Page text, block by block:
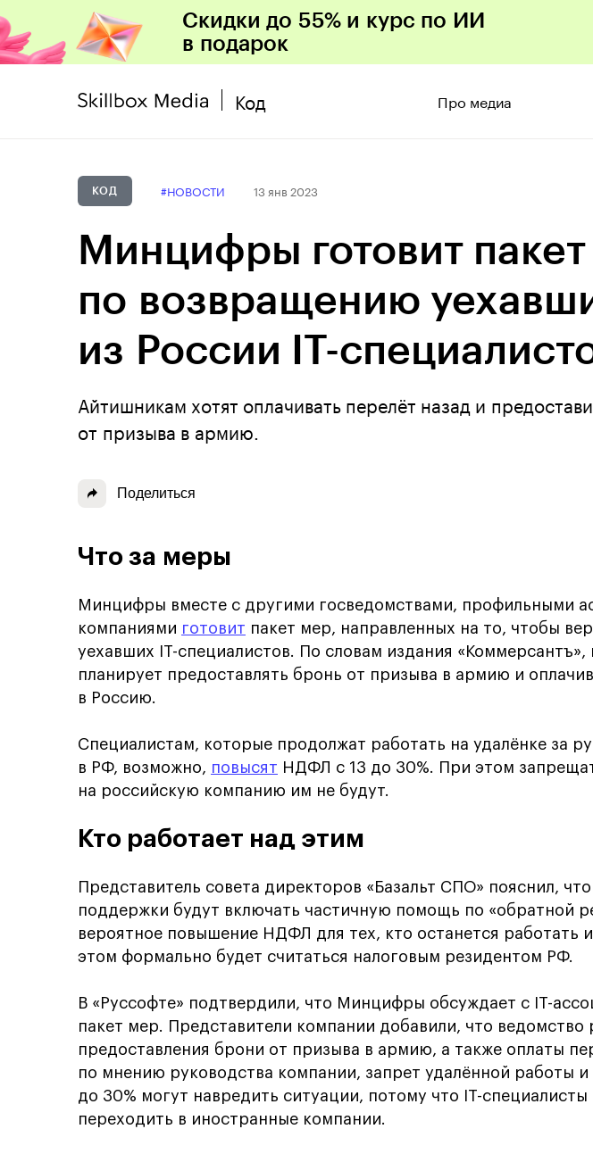
Скидки до 55% и курс по ИИ
в подарок
Код Про медиа
КОД #НОВОСТИ 13 янв 2023
Минцифры готовит
по возвращению
из России IT-
Айтишникам хотят оплачивать перелёт назад и
от призыва в армию.
Поделиться
Что за меры
Минцифры вместе с другими госведомствами, профильными
компаниями готовит пакет мер, направленных на то, чтобы
уехавших IT-специалистов. По словам издания «Коммерсантъ»,
планирует предоставлять бронь от призыва в армию и
в Россию.
Специалистам, которые продолжат работать на удалёнке за
в РФ, возможно, повысят НДФЛ с 13 до 30%. При этом
на российскую компанию им не будут.
Кто работает над этим
Представитель совета директоров «Базальт СПО» пояснил,
поддержки будут включать частичную помощь по «обратной
вероятное повышение НДФЛ для тех, кто останется работать
этом формально будет считаться налоговым резидентом РФ.
В «Руссофте» подтвердили, что Минцифры обсуждает с IT-
пакет мер. Представители компании добавили, что ведомство
предоставления брони от призыва в армию, а также оплаты
по мнению руководства компании, запрет удалённой работы
до 30% могут навредить ситуации, потому что IT-специалисты
переходить в иностранные компании.